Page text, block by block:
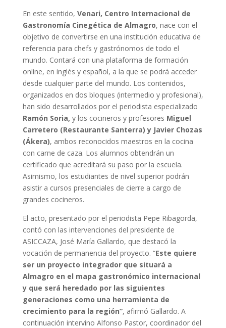
En este sentido, Venari, Centro Internacional de
Gastronomía Cinegética de Almagro, nace con el
objetivo de convertirse en una institución educativa de
referencia para chefs y gastrónomos de todo el
mundo. Contará con una plataforma de formación
online, en inglés y español, a la que se podrá acceder
desde cualquier parte del mundo. Los contenidos,
organizados en dos bloques (intermedio y profesional),
han sido desarrollados por el periodista especializado
Ramón Soria, y los cocineros y profesores Miguel
Carretero (Restaurante Santerra) y Javier Chozas
(Ákera), ambos reconocidos maestros en la cocina
con carne de caza. Los alumnos obtendrán un
certificado que acreditará su paso por la escuela.
Asimismo, los estudiantes de nivel superior podrán
asistir a cursos presenciales de cierre a cargo de
grandes cocineros.
El acto, presentado por el periodista Pepe Ribagorda,
contó con las intervenciones del presidente de
ASICCAZA, José María Gallardo, que destacó la
vocación de permanencia del proyecto. “Este quiere
ser un proyecto integrador que situará a
Almagro en el mapa gastronómico internacional
y que será heredado por las siguientes
generaciones como una herramienta de
crecimiento para la región”, afirmó Gallardo. A
continuación intervino Alfonso Pastor, coordinador del